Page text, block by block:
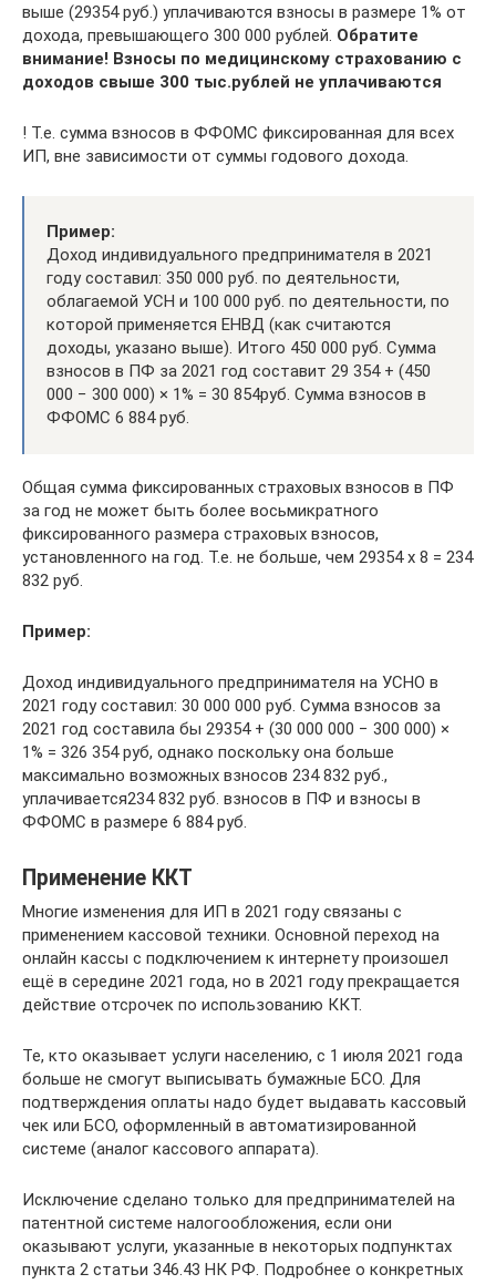
выше (29354 руб.) уплачиваются взносы в размере 1% от
дохода, превышающего 300 000 рублей. Обратите
внимание! Взносы по медицинскому страхованию с
доходов свыше 300 тыс.рублей не уплачиваются
! Т.е. сумма взносов в ФФОМС фиксированная для всех
ИП, вне зависимости от суммы годового дохода.
Пример:
Доход индивидуального предпринимателя в 2021
году составил: 350 000 руб. по деятельности,
облагаемой УСН и 100 000 руб. по деятельности, по
которой применяется ЕНВД (как считаются
доходы, указано выше). Итого 450 000 руб. Сумма
взносов в ПФ за 2021 год составит 29 354 + (450
000 − 300 000) × 1% = 30 854руб. Сумма взносов в
ФФОМС 6 884 руб.
Общая сумма фиксированных страховых взносов в ПФ
за год не может быть более восьмикратного
фиксированного размера страховых взносов,
установленного на год. Т.е. не больше, чем 29354 х 8 = 234
832 руб.
Пример:
Доход индивидуального предпринимателя на УСНО в
2021 году составил: 30 000 000 руб. Сумма взносов за
2021 год составила бы 29354 + (30 000 000 − 300 000) ×
1% = 326 354 руб, однако поскольку она больше
максимально возможных взносов 234 832 руб.,
уплачивается234 832 руб. взносов в ПФ и взносы в
ФФОМС в размере 6 884 руб.
Применение ККТ
Многие изменения для ИП в 2021 году связаны с
применением кассовой техники. Основной переход на
онлайн кассы с подключением к интернету произошел
ещё в середине 2021 года, но в 2021 году прекращается
действие отсрочек по использованию ККТ.
Те, кто оказывает услуги населению, с 1 июля 2021 года
больше не смогут выписывать бумажные БСО. Для
подтверждения оплаты надо будет выдавать кассовый
чек или БСО, оформленный в автоматизированной
системе (аналог кассового аппарата).
Исключение сделано только для предпринимателей на
патентной системе налогообложения, если они
оказывают услуги, указанные в некоторых подпунктах
пункта 2 статьи 346.43 НК РФ. Подробнее о конкретных